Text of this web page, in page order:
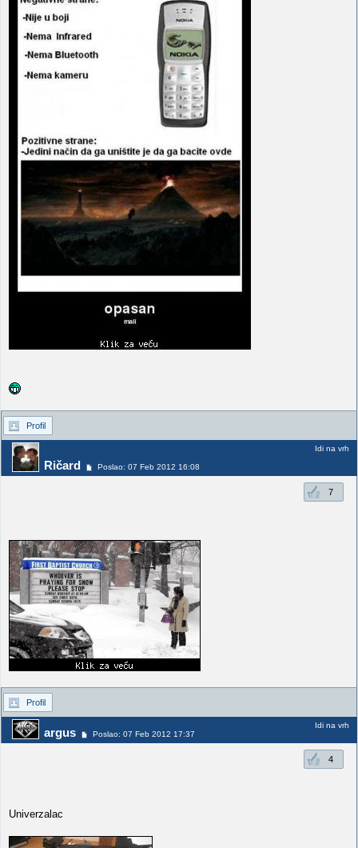
Profil
Ričard Poslao: 07 Feb 2012 16:08
Idi na vrh
7
Profil
argus Poslao: 07 Feb 2012 17:37
Idi na vrh
4
Univerzalac